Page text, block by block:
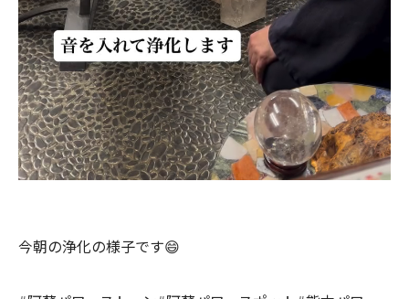
今朝の浄化の様子です😄